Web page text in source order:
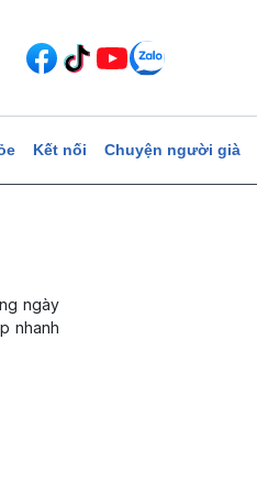
Kết nối Chuyện người già
ngày
nhanh